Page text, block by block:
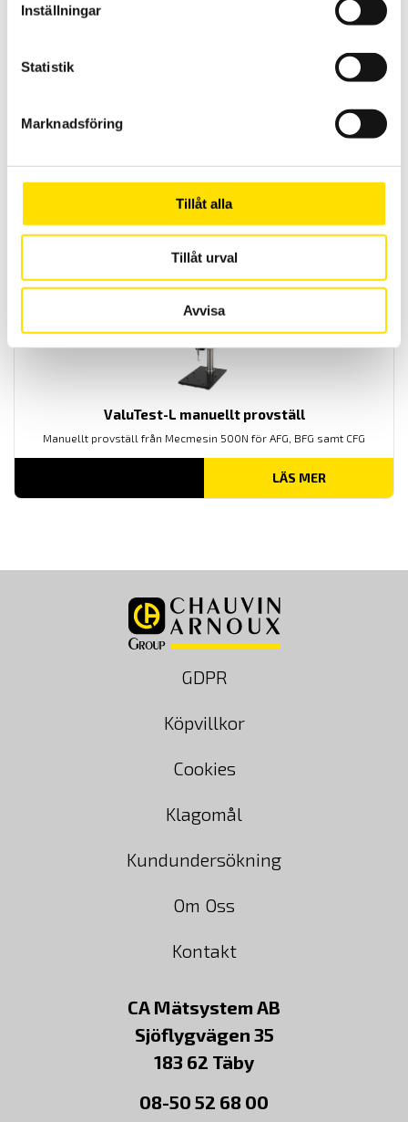
Inställningar
Statistik
Marknadsföring
Tillåt alla
Tillåt urval
Avvisa
Manuellt provställ från Mecmesin för användning med AFG, BFG
eller CFG
ValuTest-L manuellt provställ
Manuellt provställ från Mecmesin 500N för AFG, BFG samt CFG
LÄS MER
GDPR
Köpvillkor
Cookies
Klagomål
Kundundersökning
Om Oss
Kontakt
CA Mätsystem AB
Sjöflygvägen 35
183 62 Täby
08-50 52 68 00